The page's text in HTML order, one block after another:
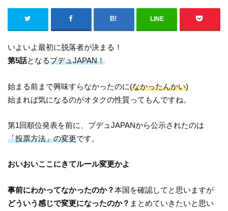
LINE
いよいよ最初に脱落者が決まる！
第5話となるプデュJAPAN！
始まる前まで興味すらなかったのに(なかったんかい)
始まれば気になるのがオタクの性質ってもんですね。
第1回順位発表を前に、プデュJAPANから公示されたのは
「投票方法」の変更です。
おいおいここにきてルール変更かよ
事前にわかってなかったのか？本国を確認してと思いますが
どういう感じで変更になったのか？ まとめていきたいと思い